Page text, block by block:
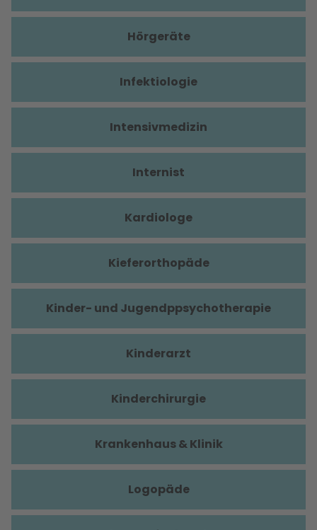
Hörgeräte
Infektiologie
Intensivmedizin
Internist
Kardiologe
Kieferorthopäde
Kinder- und Jugendppsychotherapie
Kinderarzt
Kinderchirurgie
Krankenhaus & Klinik
Logopäde